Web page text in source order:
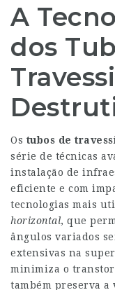
A
dos
Os tubos de
série de técnicas
instalação de
eficiente e com
tecnologias mais
horizontal, que
ângulos variados
extensivas na
minimiza o
também preserva a